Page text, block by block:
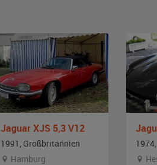
Jaguar XJS 5,3 V12
1991, Großbritannien
Hamburg